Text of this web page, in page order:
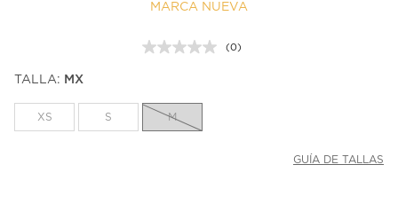
MARCA NUEVA
Sin
(0)
TALLA: MX
XS S M
GUÍA DE TALLAS